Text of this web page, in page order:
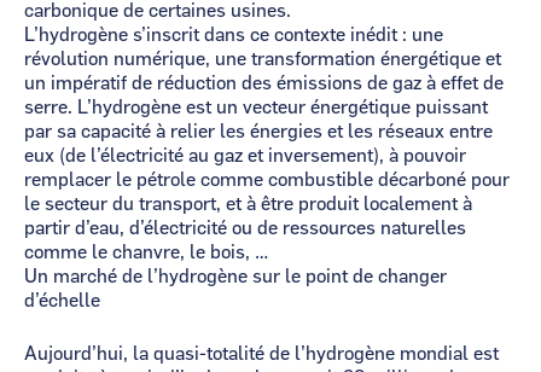
carbonique de certaines usines.
L’hydrogène s’inscrit dans ce contexte inédit : une
révolution numérique, une transformation énergétique et
un impératif de réduction des émissions de gaz à effet de
serre. L’hydrogène est un vecteur énergétique puissant
par sa capacité à relier les énergies et les réseaux entre
eux (de l’électricité au gaz et inversement), à pouvoir
remplacer le pétrole comme combustible décarboné pour
le secteur du transport, et à être produit localement à
partir d’eau, d’électricité ou de ressources naturelles
comme le chanvre, le bois, …
Un marché de l’hydrogène sur le point de changer
d’échelle
Aujourd’hui, la quasi-totalité de l’hydrogène mondial est